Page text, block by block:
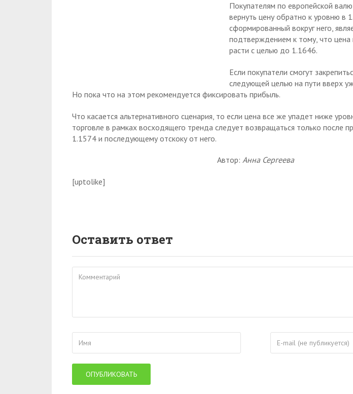
Покупателям по европейской
вернуть цену обратно к уровню в
сформированный вокруг него,
подтверждением к тому, что цена
расти с целью до 1.1646.
Если покупатели смогут
следующей целью на пути вверх
Но пока что на этом рекомендуется фиксировать прибыль.
Что касается альтернативного сценария, то если цена все же упадет ниже
торговле в рамках восходящего тренда следует возвращаться только после
1.1574 и последующему отскоку от него.
Автор: Анна Сергеева
[uptolike]
Оставить ответ